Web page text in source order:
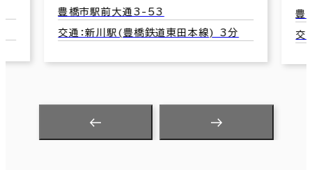
豊橋市駅前大通3-53
交通：新川駅(豊橋鉄道東田本線) 3分
豊
交